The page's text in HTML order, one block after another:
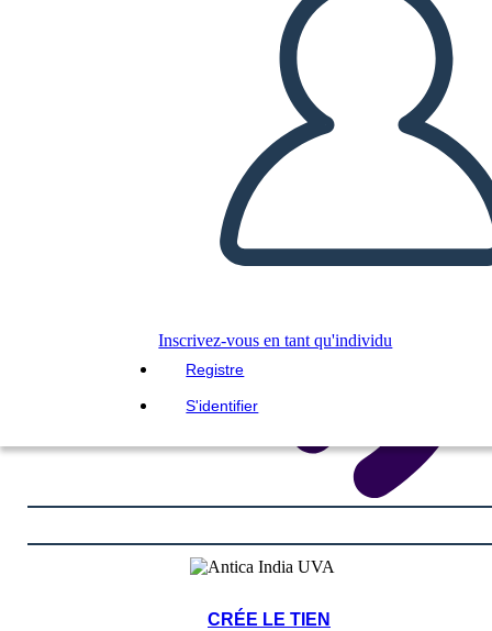
Inscrivez-vous en tant qu'individu
Registre
S'identifier
LIRE LE DIAPORAMA
LIS-MOI
CRÉE LE TIEN